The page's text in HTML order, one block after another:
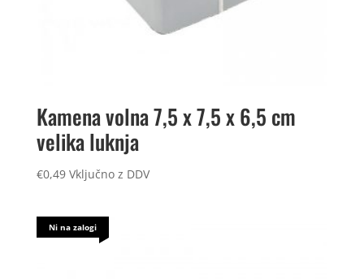
Kamena volna 7,5 x 7,5 x 6,5 cm
velika luknja
€0,49 Vključno z DDV
Ni na zalogi